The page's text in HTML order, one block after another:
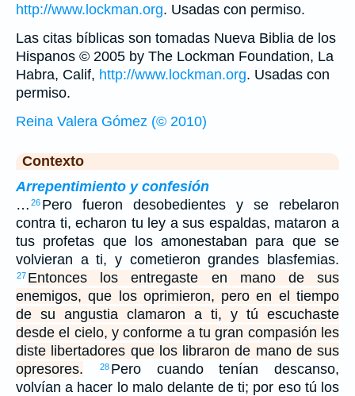
http://www.lockman.org. Usadas con permiso.
Las citas bíblicas son tomadas Nueva Biblia de los
Hispanos © 2005 by The Lockman Foundation, La
Habra, Calif, http://www.lockman.org. Usadas con
permiso.
Reina Valera Gómez (© 2010)
Contexto
Arrepentimiento y confesión
… 26 Pero fueron desobedientes y se rebelaron
contra ti, echaron tu ley a sus espaldas, mataron a
tus profetas que los amonestaban para que se
volvieran a ti, y cometieron grandes blasfemias.
27 Entonces los entregaste en mano de sus
enemigos, que los oprimieron, pero en el tiempo
de su angustia clamaron a ti, y tú escuchaste
desde el cielo, y conforme a tu gran compasión les
diste libertadores que los libraron de mano de sus
opresores.
28 Pero cuando tenían descanso,
volvían a hacer lo malo delante de ti; por eso tú los